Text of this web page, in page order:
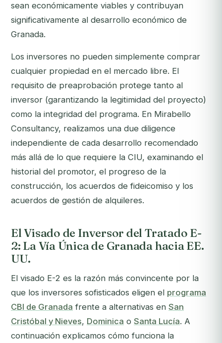
sean económicamente viables y contribuyan
significativamente al desarrollo económico de
Granada.
Los inversores no pueden simplemente comprar
cualquier propiedad en el mercado libre. El
requisito de preaprobación protege tanto al
inversor (garantizando la legitimidad del proyecto)
como la integridad del programa. En Mirabello
Consultancy, realizamos una due diligence
independiente de cada desarrollo recomendado
más allá de lo que requiere la CIU, examinando el
historial del promotor, el progreso de la
construcción, los acuerdos de fideicomiso y los
acuerdos de gestión de alquileres.
El Visado de Inversor del Tratado E-
2: La Vía Única de Granada hacia EE.
UU.
El visado E-2 es la razón más convincente por la
que los inversores sofisticados eligen el programa
CBI de Granada frente a alternativas en San
Cristóbal y Nieves, Dominica o Santa Lucía. A
continuación explicamos cómo funciona la